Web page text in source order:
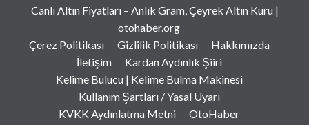
Canlı Altın Fiyatları – Anlık Gram, Çeyrek Altın Kuru |
otohaber.org
Çerez Politikası
Gizlilik Politikası
Hakkımızda
İletişim
Kardan Aydınlık Şiiri
Kelime Bulucu | Kelime Bulma Makinesi
Kullanım Şartları / Yasal Uyarı
KVKK Aydınlatma Metni
OtoHaber